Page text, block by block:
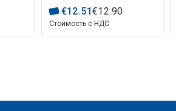
м,
черный
€12.51€12.90
Стоимость с НДС